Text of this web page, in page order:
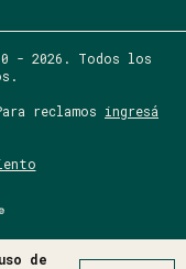
de
- 2026. Todos los
reclamos ingresá